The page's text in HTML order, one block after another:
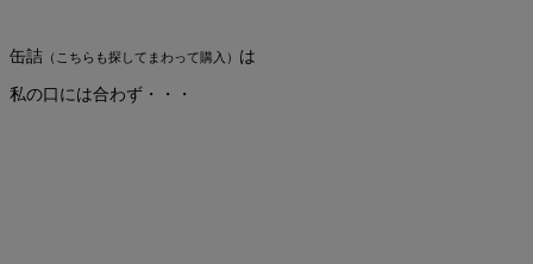
缶詰 （こちらも探してまわって購入） は
私の口には合わず・・・